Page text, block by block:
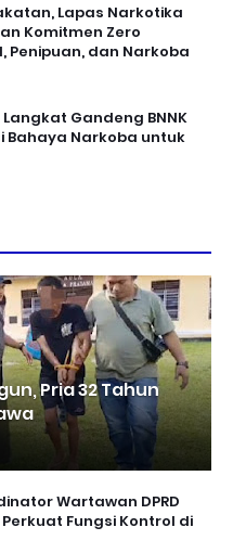
Lapas Narkotika
Komitmen Zero
Penipuan, dan Narkoba
Gandeng BNNK
Bahaya Narkoba untuk
Pria 32 Tahun
Wartawan DPRD
Fungsi Kontrol di